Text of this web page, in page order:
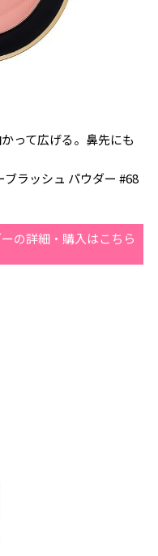
って広げる。鼻先にも
ラッシュ パウダー #68
の詳細・購入はこちら